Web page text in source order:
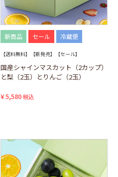
新商品 セール 冷蔵便
【送料無料】【新発売】【セール】
国産シャインマスカット（2カップ）
と梨（2玉）とりんご（2玉）
¥5,580 税込